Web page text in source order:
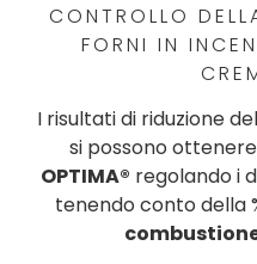
CONTROLLO
FORNI IN
I risultati di riduzione
si possono
OPTIMA® regolando i
tenendo conto della